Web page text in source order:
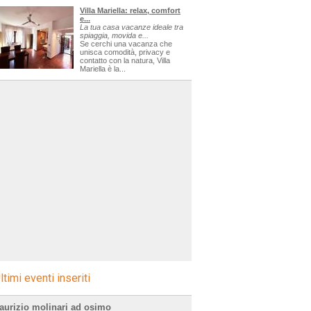
Villa Mariella: relax, comfort
e...
La tua casa vacanze ideale tra
spiaggia, movida e...
Se cerchi una vacanza che
unisca comodità, privacy e
contatto con la natura, Villa
Mariella è la...
eventi inseriti
molinari ad osimo